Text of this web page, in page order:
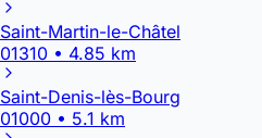
Saint-Martin-le-Châtel
01310 • 4.85 km
Saint-Denis-lès-Bourg
01000 • 5.1 km